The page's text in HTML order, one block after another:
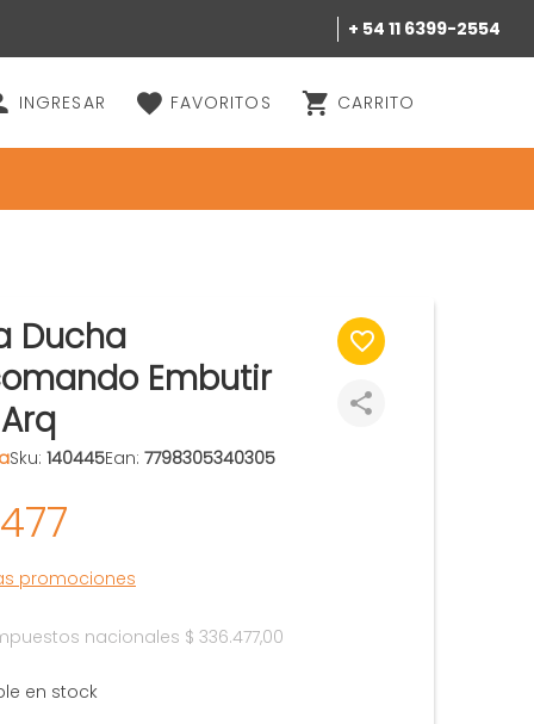
+ 54 11 6399-2554
INGRESAR FAVORITOS CARRITO
Ducha
Embutir
Sku: 140445Ean: 7798305340305
promociones
nacionales $ 336.477,00
en stock